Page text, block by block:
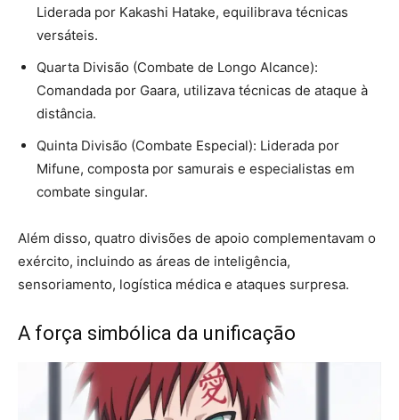
Liderada por Kakashi Hatake, equilibrava técnicas
versáteis.
Quarta Divisão (Combate de Longo Alcance):
Comandada por Gaara, utilizava técnicas de ataque à
distância.
Quinta Divisão (Combate Especial): Liderada por
Mifune, composta por samurais e especialistas em
combate singular.
Além disso, quatro divisões de apoio complementavam o
exército, incluindo as áreas de inteligência,
sensoriamento, logística médica e ataques surpresa.
A força simbólica da unificação